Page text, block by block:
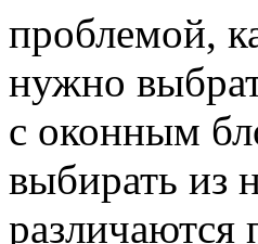
проблемой,
нужно
с оконным
выбирать из